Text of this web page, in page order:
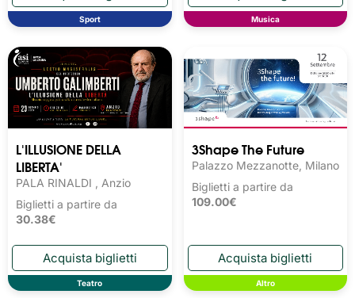
Sport Musica
L'ILLUSIONE DELLA
LIBERTA'
PALA RINALDI , Anzio
Biglietti a partire da
30.38€
Teatro
3Shape The Future
Palazzo Mezzanotte, Milano
Biglietti a partire da
109.00€
Altro